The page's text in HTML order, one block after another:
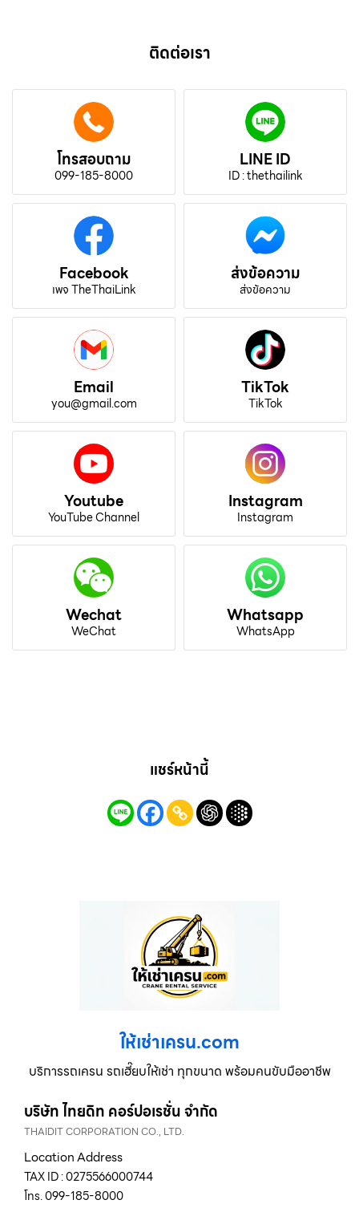
ติดต่อเรา
โทรสอบถาม
099-185-8000
LINE ID
ID : thethailink
Facebook
เพจ TheThaiLink
ส่งข้อความ
ส่งข้อความ
Email
you@gmail.com
TikTok
TikTok
Youtube
YouTube Channel
Instagram
Instagram
Wechat
WeChat
Whatsapp
WhatsApp
แชร์หน้านี้
ให้เช่าเครน.com
บริการรถเครน รถเฮี๊ยบให้เช่า ทุกขนาด พร้อมคนขับมืออาชีพ
บริษัท ไทยดิท คอร์ปอเรชั่น จำกัด
THAIDIT CORPORATION CO., LTD.
Location Address
TAX ID : 0275566000744
โทร. 099-185-8000